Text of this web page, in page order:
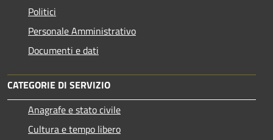
Politici
Personale Amministrativo
Documenti e dati
CATEGORIE DI SERVIZIO
Anagrafe e stato civile
Cultura e tempo libero